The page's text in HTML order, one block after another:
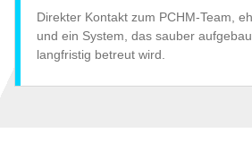
Direkter Kontakt zum PCHM-Team,
und ein System, das sauber
langfristig betreut wird.